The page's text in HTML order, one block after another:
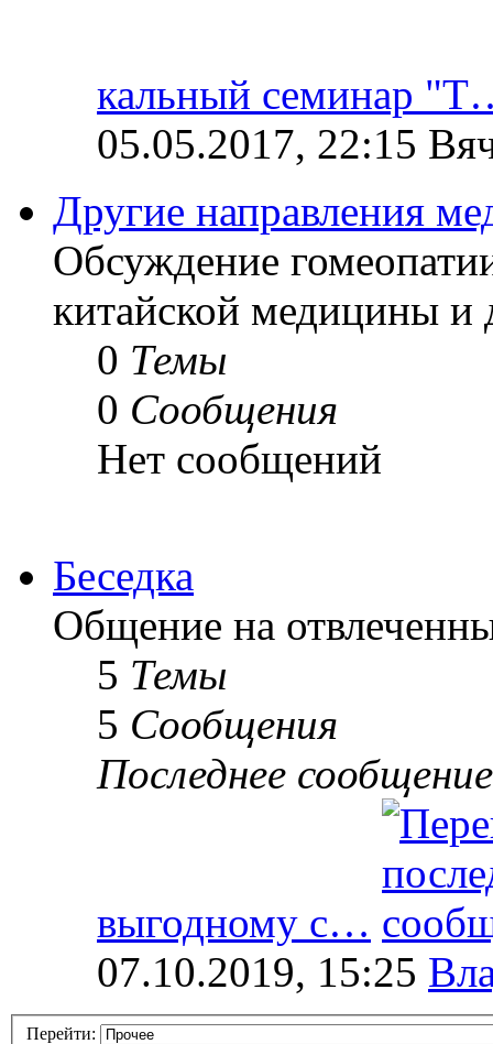
кальный семинар
05.05.2017, 22:15
Другие направления
Обсуждение
китайской медицины и
0 Темы
0 Сообщения
Нет сообщений
Беседка
Общение на
5 Темы
5 Сообщения
Последнее сообщение
выгодному с…
07.10.2019, 15:25
Перейти: